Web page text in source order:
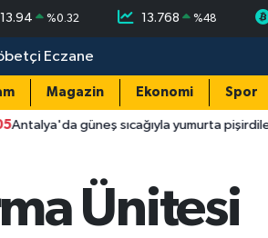
%0.32 13.768 %48
Eczane
Magazin Ekonomi Spor
sıcağıyla yumurta pişirdiler! İşte o anlar
Ünitesi